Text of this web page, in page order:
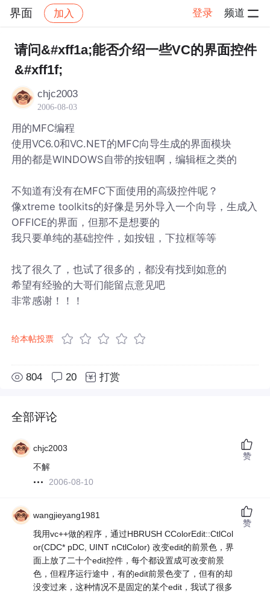
界面 加入 登录 频道
社区 界面 帖子详情
请问&#xff1a;能否介绍一些VC的界面控件
&#xff1f;
chjc2003
2006-08-03
用的MFC编程
使用VC6.0和VC.NET的MFC向导生成的界面模块
用的都是WINDOWS自带的按钮啊，编辑框之类的
不知道有没有在MFC下面使用的高级控件呢？
像xtreme toolkits的好像是另外导入一个向导，生成入
OFFICE的界面，但那不是想要的
我只要单纯的基础控件，如按钮，下拉框等等
找了很久了，也试了很多的，都没有找到如意的
希望有经验的大哥们能留点意见吧
非常感谢！！！
给本帖投票
804 20 打赏
全部评论
chjc2003
不解
2006-08-10
赞
wangjieyang1981
我用vc++做的程序，通过HBRUSH CColorEdit::CtlCol
or(CDC* pDC, UINT nCtlColor) 改变edit的前景色，界
面上放了二十个edit控件，每个都设置成可改变前景
色，但程序运行途中，有的edit前景色变了，但有的却
没变过来，这种情况不是固定的某个edit，我试了很多
赞